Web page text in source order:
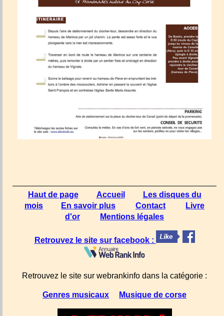
Haut de page Accueil
Les disques du
mois
En savoir plus Contact
Livre
d'or
Mentions légales
Retrouvez le site sur facebook :
Retrouvez le site sur webrankinfo dans la catégorie :
Genres musicaux Musique de corse